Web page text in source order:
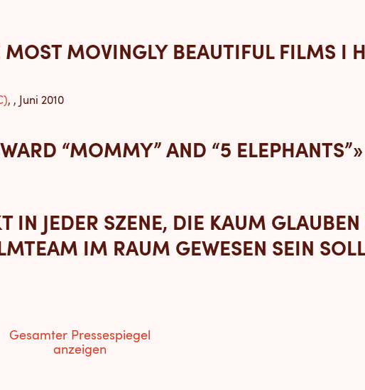
MOST MOVINGLY BEAUTIFUL FILMS I
, , Juni 2010
“MOMMY” AND “5 ELEPHANTS”»
IN JEDER SZENE, DIE KAUM GLAUBEN
IM RAUM GEWESEN SEIN
Gesamter Pressespiegel
anzeigen